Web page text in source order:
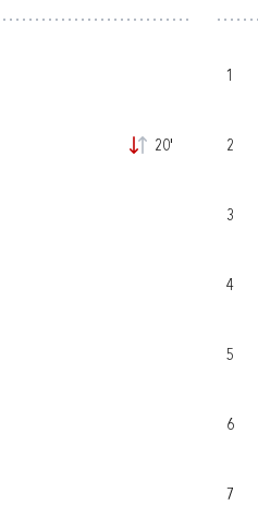
20'
1
2
3
4
5
6
7